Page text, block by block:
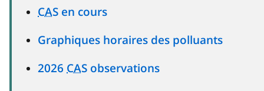
CAS en cours
Graphiques horaires des polluants
2026 CAS observations